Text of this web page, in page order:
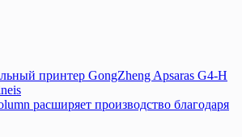
принтер GongZheng Apsaras G4-H
расширяет производство благодаря